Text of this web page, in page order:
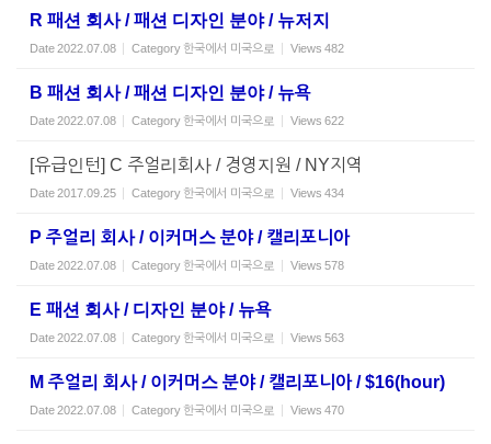
R 패션 회사 / 패션 디자인 분야 / 뉴저지
Date2022.07.08 Category 한국에서 미국으로 Views 482
B 패션 회사 / 패션 디자인 분야 / 뉴욕
Date2022.07.08 Category 한국에서 미국으로 Views 622
[유급인턴] C 주얼리회사 / 경영지원 / NY지역
Date2017.09.25 Category 한국에서 미국으로 Views 434
P 주얼리 회사 / 이커머스 분야 / 캘리포니아
Date2022.07.08 Category 한국에서 미국으로 Views 578
E 패션 회사 / 디자인 분야 / 뉴욕
Date2022.07.08 Category 한국에서 미국으로 Views 563
M 주얼리 회사 / 이커머스 분야 / 캘리포니아 / $16(hour)
Date2022.07.08 Category 한국에서 미국으로 Views 470